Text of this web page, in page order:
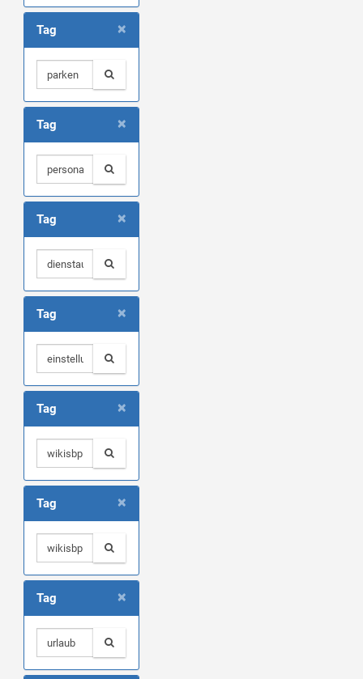
×
Tag
×
Tag
×
Tag
×
Tag
×
Tag
×
Tag
×
Tag